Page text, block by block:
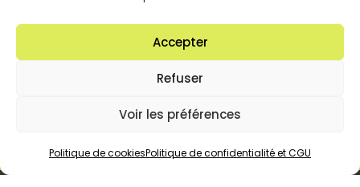
Accepter
Refuser
Voir les préférences
Politique de cookiesPolitique de confidentialité et CGU
VOTRE CLUB EST OUVERT :
Du Lundi au vendredi
de 8H30 – 14H / 16H – 21H
et Le Samedi de 9H00 à 14H00